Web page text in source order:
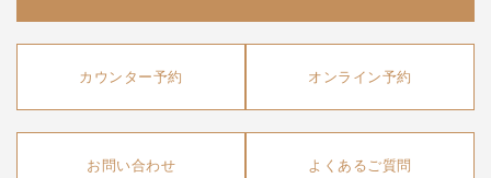
カウンター予約 オンライン予約
お問い合わせ よくあるご質問